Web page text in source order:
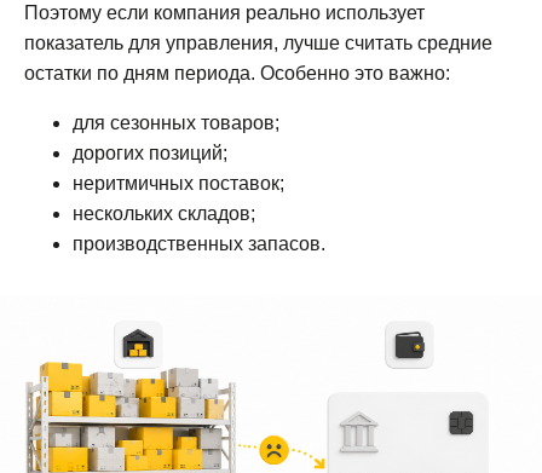
Поэтому если компания реально использует
показатель для управления, лучше считать средние
остатки по дням периода. Особенно это важно:
для сезонных товаров;
дорогих позиций;
неритмичных поставок;
нескольких складов;
производственных запасов.